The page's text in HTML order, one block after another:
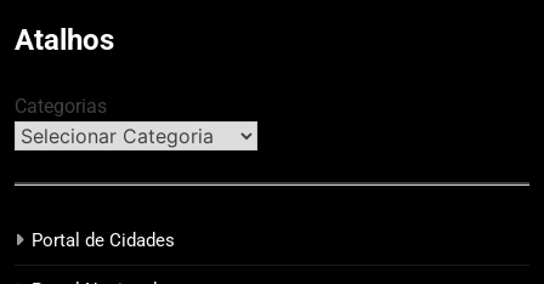
Atalhos
Categorias
Portal de Cidades